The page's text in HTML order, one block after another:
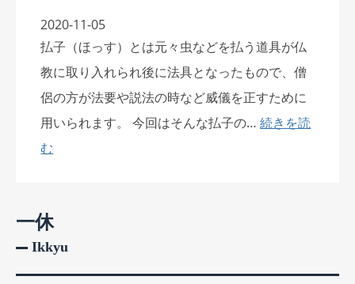
一休
Ikkyu
2020-11-05
払子（ほっす）とは元々虫などを払う道具が仏
教に取り入れられ後に法具となったもので、僧
侶の方が法要や説法の時など威儀を正すために
用いられます。 今回はそんな払子の…続きを読
む